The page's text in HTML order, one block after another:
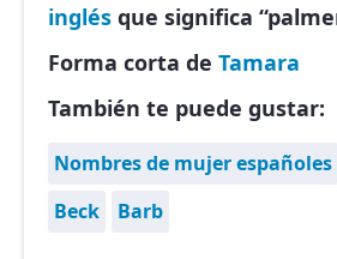
inglés que significa
Forma corta de Tamara
También te puede gustar:
Nombres de mujer españoles
Beck
Barb